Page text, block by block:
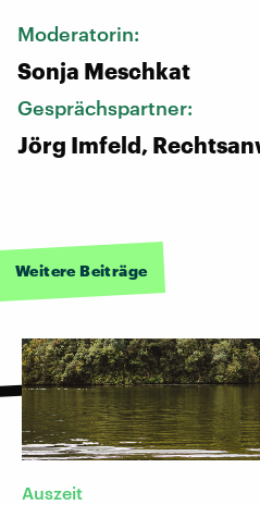
Moderatorin:
Sonja Meschkat
Gesprächspartner:
Jörg Imfeld,
Weitere Beiträge
Auszeit